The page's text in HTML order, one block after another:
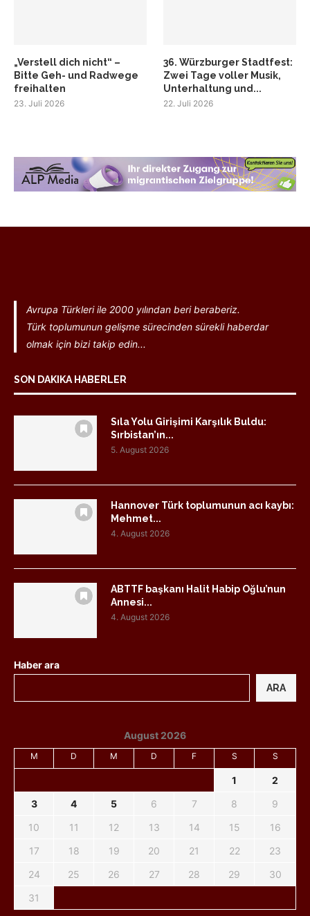
„Verstell dich nicht“ –
Bitte Geh- und Radwege
freihalten
23. Juli 2026
36. Würzburger Stadtfest:
Zwei Tage voller Musik,
Unterhaltung und...
22. Juli 2026
Avrupa Türkleri ile 2000 yılından beri beraberiz.
Türk toplumunun gelişme sürecinden sürekli haberdar
olmak için bizi takip edin...
SON DAKIKA HABERLER
Sıla Yolu Girişimi Karşılık Buldu:
Sırbistan’ın...
5. August 2026
Hannover Türk toplumunun acı kaybı:
Mehmet...
4. August 2026
ABTTF başkanı Halit Habip Oğlu’nun
Annesi...
4. August 2026
Haber ara
ARA
August 2026
M D M D F S S
1
2
3
4 5 6 7 8
9
10
11 12 13 14 15
16
17
18 19 20 21 22
23
24
25 26 27 28 29
30
31